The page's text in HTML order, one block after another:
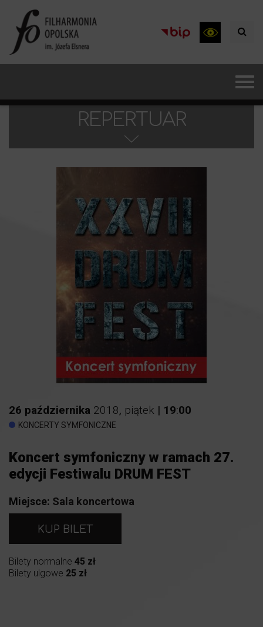
REPERTUAR
26 października 2018, piątek | 19:00
KONCERTY SYMFONICZNE
Koncert symfoniczny w ramach 27.
edycji Festiwalu DRUM FEST
Miejsce: Sala koncertowa
KUP BILET
Bilety normalne 45 zł
Bilety ulgowe 25 zł